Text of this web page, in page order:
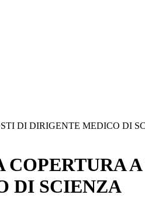
DI DIRIGENTE MEDICO DI
DI SCIENZA